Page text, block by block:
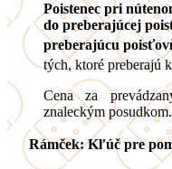
Poistenec pri
do preberajúcej
preberajúcu
tých, ktoré preberajú
Cena za
znaleckým posudkom.
Rámček: Kľúč pre